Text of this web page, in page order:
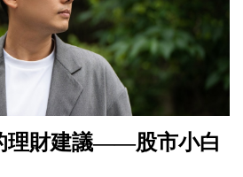
理財建議——股市小白